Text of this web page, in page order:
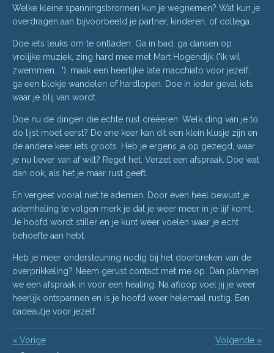
Welke kleine spanningsbronnen kun je wegnemen? Wat kun je
overdragen aan bijvoorbeeld je partner, kinderen, of collega.
Doe iets leuks om te ontladen: Ga in bad, ga dansen op
vrolijke muziek, zing hard mee met Mart Hogendijk ("ik wil
zwemmen...."), maak een heerlijke late macchiato voor jezelf,
ga een blokje wandelen of hardlopen. Doe in ieder geval iets
waar je blij van wordt.
Doe nu de dingen die echte rust creëeren. Welk ding van je to
do lijst moet eerst? De ene keer kan dit een klein klusje zijn en
de andere keer iets groots. Heb je ergens ja op gezegd, waar
je nu liever van af wilt? Regel het. Verzet een afspraak. Doe wat
dan ook, als het je maar rust geeft.
En vergeet vooral niet te ademen. Door even heel bewust je
ademhaling te volgen merk je dat je weer meer in je lijf komt.
Je hoofd wordt stiller en je kunt weer voelen waar je echt
behoefte aan hebt.
Heb je meer ondersteuning nodig bij het doorbreken van de
overprikkeling? Neem gerust contact met me op. Dan plannen
we een afspraak in voor een healing. Na afloop voel jij je weer
heerlijk ontspannen en is je hoofd weer helemaal rustig. Een
cadeautje voor jezelf.
« Vorige Volgende »